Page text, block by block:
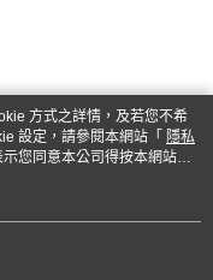
方式之詳情，及若您不希
設定，請參閱本網站「 隱私
您同意本公司得按本網站使